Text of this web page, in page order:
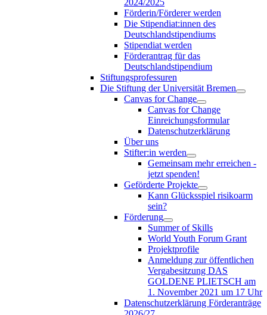
Förderin/Förderer werden
Die Stipendiat:innen des
Deutschlandstipendiums
Stipendiat werden
Förderantrag für das
Deutschlandstipendium
Stiftungsprofessuren
Die Stiftung der Universität Bremen
Canvas for Change
Canvas for Change
Einreichungsformular
Datenschutzerklärung
Über uns
Stifter:in werden
Gemeinsam mehr erreichen -
jetzt spenden!
Geförderte Projekte
Kann Glücksspiel risikoarm
sein?
Förderung
Summer of Skills
World Youth Forum Grant
Projektprofile
Anmeldung zur öffentlichen
Vergabesitzung DAS
GOLDENE PLIETSCH am
1. November 2021 um 17 Uhr
Datenschutzerklärung Förderanträge